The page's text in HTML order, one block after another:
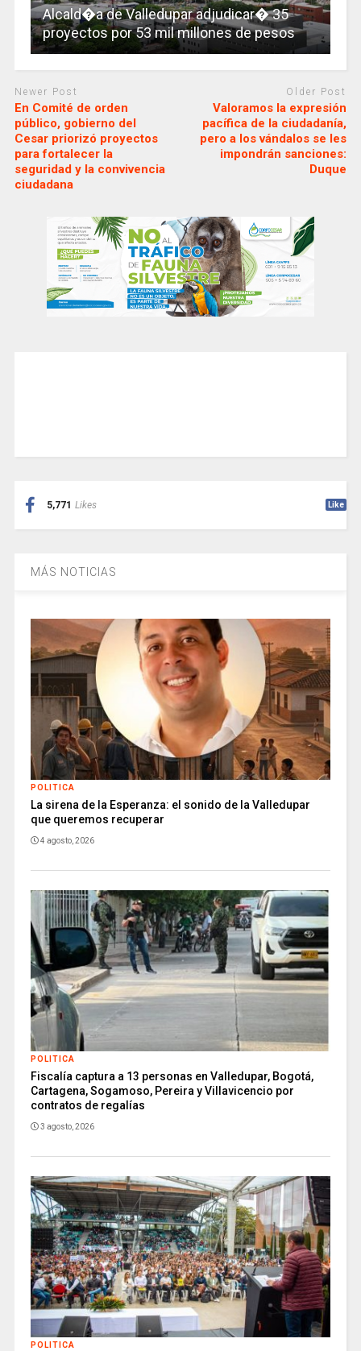
Alcald�a de Valledupar adjudicar� 35
proyectos por 53 mil millones de pesos
Newer Post
En Comité de orden
público, gobierno del
Cesar priorizó proyectos
para fortalecer la
seguridad y la convivencia
ciudadana
Older Post
Valoramos la expresión
pacífica de la ciudadanía,
pero a los vándalos se les
impondrán sanciones:
Duque
5,771 Likes Like
MÁS NOTICIAS
POLITICA
La sirena de la Esperanza: el sonido de la Valledupar
que queremos recuperar
4 agosto, 2026
POLITICA
Fiscalía captura a 13 personas en Valledupar, Bogotá,
Cartagena, Sogamoso, Pereira y Villavicencio por
contratos de regalías
3 agosto, 2026
POLITICA